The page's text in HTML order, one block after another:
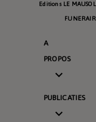
Editions LE
A
PROPOS

PUBLICATIES
